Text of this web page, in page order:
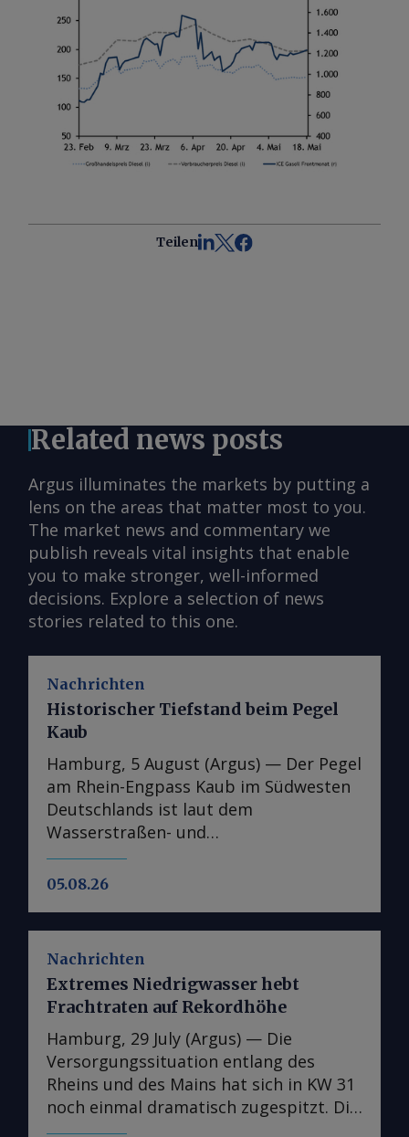
Teilen
Related news posts
Argus illuminates the markets by putting a
lens on the areas that matter most to you.
The market news and commentary we
publish reveals vital insights that enable
you to make stronger, well-informed
decisions. Explore a selection of news
stories related to this one.
Nachrichten
05.08.26
Historischer Tiefstand beim Pegel
Kaub
Hamburg, 5 August (Argus) — Der Pegel
am Rhein-Engpass Kaub im Südwesten
Deutschlands ist laut dem
Wasserstraßen- und
Schifffahrtsinformationsdienst Elwis
auf den niedrigsten jemals gemessenen
wichtigster Binnenwasserstraße. Der
Pegel bei Kaub, der den Zugang vom
Handelszentrum Amsterdam-
Rotterdam-Antwerpen (ARA) zu Zielen
am Oberrhein wie Karlsruhe und Basel
sowie über den Main nach Frankfurt
ermöglicht, sank am 5. August auf 23
cm und soll laut Elwis bis zum
Nachrichten
Extremes Niedrigwasser hebt
Frachtraten auf Rekordhöhe
Hamburg, 29 July (Argus) — Die
Versorgungssituation entlang des
Rheins und des Mains hat sich in KW 31
noch einmal dramatisch zugespitzt. Die
entsprechend stark gestiegenen